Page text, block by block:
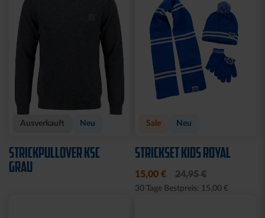
Ausverkauft Neu
STRICKPULLOVER KSC
GRAU
Sale Neu
STRICKSET KIDS ROYAL
15,00 € 24,95 €
30 Tage Bestpreis: 15,00 €